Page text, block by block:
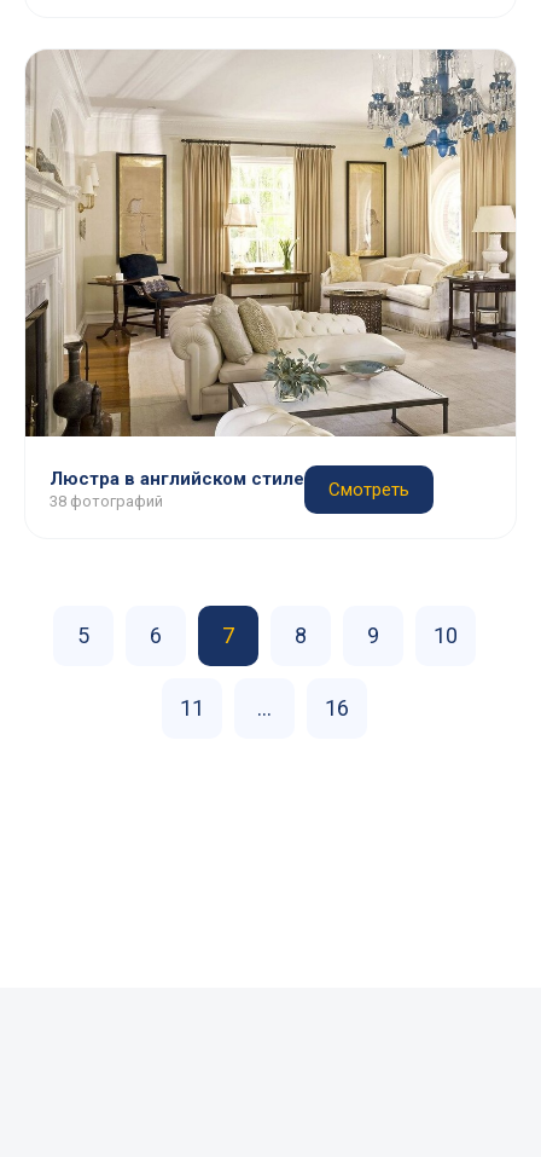
Люстра в английском стиле
38 фотографий
Смотреть
5 6 7 8 9 10
11 ... 16